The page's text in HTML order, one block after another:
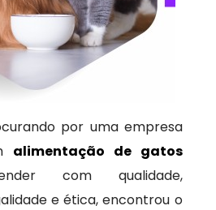
por uma empresa
alimentação de gatos
com qualidade,
e ética, encontrou o